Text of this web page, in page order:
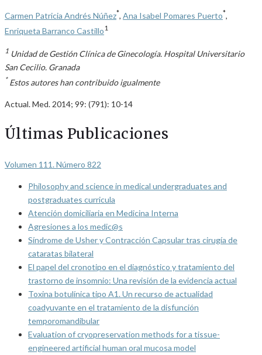
Carmen Patricia Andrés Núñez*, Ana Isabel Pomares Puerto*,
Enriqueta Barranco Castillo1
1 Unidad de Gestión Clínica de Ginecología. Hospital Universitario
San Cecilio. Granada
* Estos autores han contribuido igualmente
Actual. Med. 2014; 99: (791): 10-14
Últimas Publicaciones
Volumen 111. Número 822
Philosophy and science in medical undergraduates and
postgraduates curricula
Atención domiciliaria en Medicina Interna
Agresiones a los medic@s
Síndrome de Usher y Contracción Capsular tras cirugía de
cataratas bilateral
El papel del cronotipo en el diagnóstico y tratamiento del
trastorno de insomnio: Una revisión de la evidencia actual
Toxina botulínica tipo A1. Un recurso de actualidad
coadyuvante en el tratamiento de la disfunción
temporomandibular
Evaluation of cryopreservation methods for a tissue-
engineered artificial human oral mucosa model